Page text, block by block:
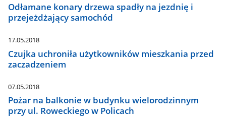
Odłamane konary drzewa spadły na jezdnię i
przejeżdżający samochód
17.05.2018
Czujka uchroniła użytkowników mieszkania przed
zaczadzeniem
07.05.2018
Pożar na balkonie w budynku wielorodzinnym
przy ul. Roweckiego w Policach